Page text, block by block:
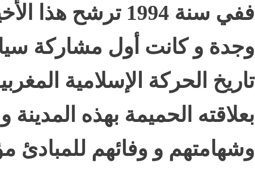
ففي سنة 1994 ترشح
وجدة و كانت أول مشاركة
تاريخ الحركة الإسلامية
بعلاقته الحميمة بهذه المدينة
وشهامتهم و وفائهم للمبادئ